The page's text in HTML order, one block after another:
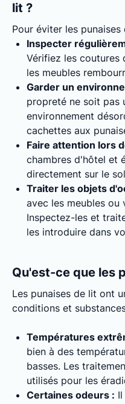
lit ?
Pour éviter les
Inspecter
Vérifiez les coutures
les meubles
Garder un
propreté ne soit pas
environnement
cachettes aux
Faire attention lors
chambres d'hôtel et
directement sur le
Traiter les objets
avec les meubles ou
Inspectez-les et
les introduire dans
Qu'est-ce que les
Les punaises de lit ont
conditions et
Températures
bien à des
basses. Les
utilisés pour les
Certaines odeurs :